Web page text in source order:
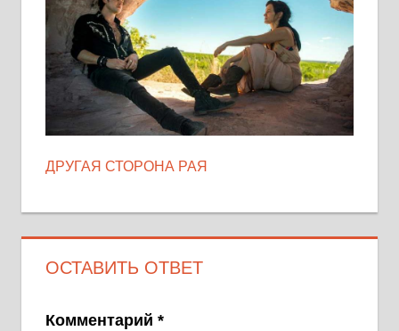
ДРУГАЯ СТОРОНА РАЯ
ОСТАВИТЬ ОТВЕТ
Комментарий *